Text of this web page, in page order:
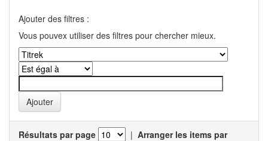
Ajouter des filtres :
Vous pouvex utiliser des filtres pour chercher mieux.
Résultats par page | Arranger les items par